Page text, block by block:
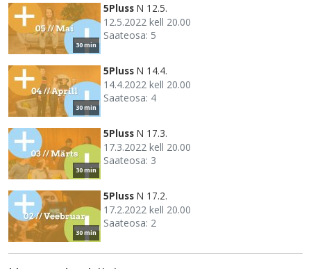
30 min
5Pluss N 12.5.
12.5.2022 kell 20.00
Saateosa: 5
30 min
5Pluss N 14.4.
14.4.2022 kell 20.00
Saateosa: 4
30 min
5Pluss N 17.3.
17.3.2022 kell 20.00
Saateosa: 3
30 min
5Pluss N 17.2.
17.2.2022 kell 20.00
Saateosa: 2